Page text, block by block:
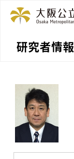
研究者情報